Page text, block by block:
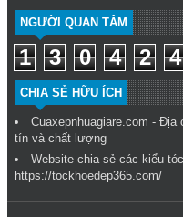
NGƯỜI QUAN TÂM
1 3 0 4 2 4
CHIA SẺ HỮU ÍCH
Cuaxepnhuagiare.com - Địa
tín và chất lượng
Website chia sẻ các kiểu
https://tockhoedep365.com/